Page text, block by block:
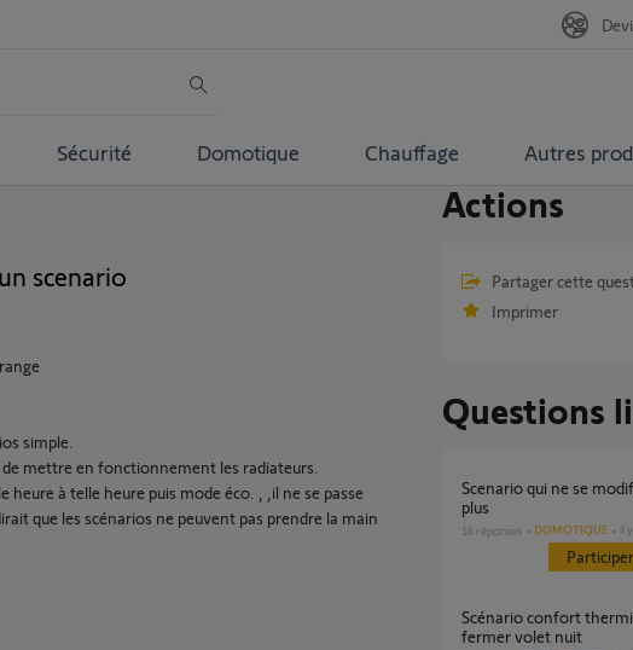
Sécurité Domotique Chauffage Autres
scenario
simple.
mettre en fonctionnement les radiateurs.
à telle heure puis mode éco. , ,il ne se passe
que les scénarios ne peuvent pas prendre la main
Actions
Partager cette
Imprimer
Questions
Scenario qui ne se modifie plus et ne s’affiche
plus
16 réponses DOMOTIQUE il
Scénario confort thermique mode été :
fermer volet nuit